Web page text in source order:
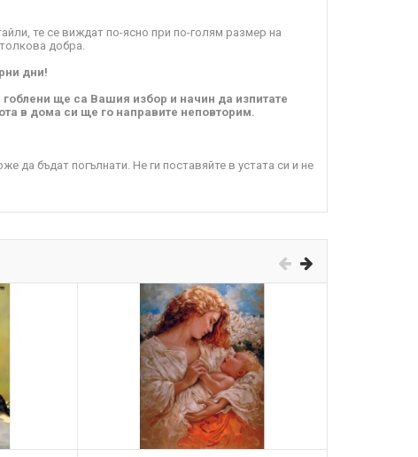
те се виждат по-ясно при по-голям размер на
добра.
дни!
ще са Вашия избор и начин да изпитате
в дома си ще го направите неповторим.
да бъдат погълнати. Не ги поставяйте в устата си и не